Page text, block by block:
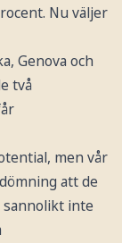
Nu väljer
Genova och
två
men vår
att de
inte